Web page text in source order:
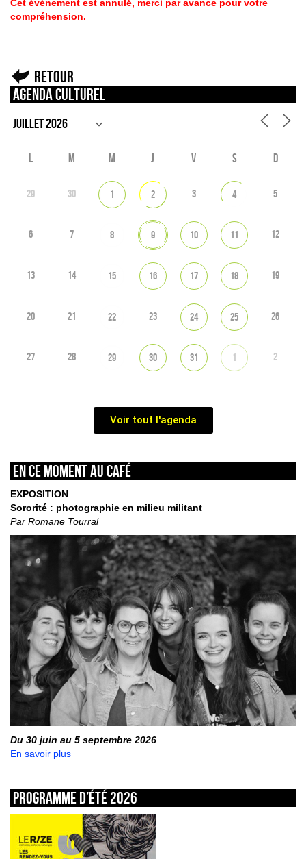
Cet événement est annulé, merci par avance pour votre
compréhension.
Retour
Agenda culturel
L M M J V S D
29 30 1 2 3 4 5
6 7 8 9 10 11 12
13 14 15 16 17 18 19
20 21 22 23 24 25 26
27 28 29 30 31 1 2
Voir tout l'agenda
En ce moment au café
EXPOSITION
Sororité : photographie en milieu militant
Par Romane Tourral
Du 30 juin au 5 septembre 2026
En savoir plus
Programme d’été 2026